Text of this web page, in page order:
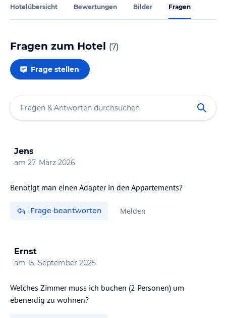
Hotelübersicht Bewertungen Bilder Fragen
Fragen zum Hotel (7)
Frage stellen
Jens
am 27. März 2026
Benötigt man einen Adapter in den Appartements?
Frage beantworten Melden
Ernst
am 15. September 2025
Welches Zimmer muss ich buchen (2 Personen) um
ebenerdig zu wohnen?